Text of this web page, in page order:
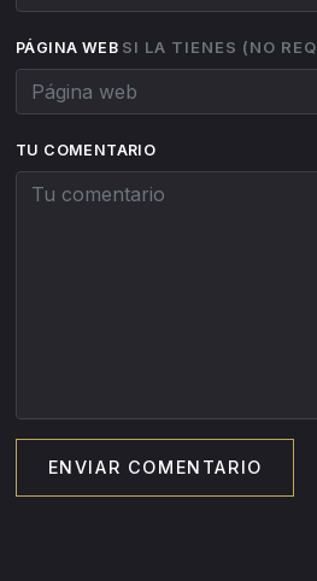
PÁGINA WEB SI LA TIENES (NO
TU COMENTARIO